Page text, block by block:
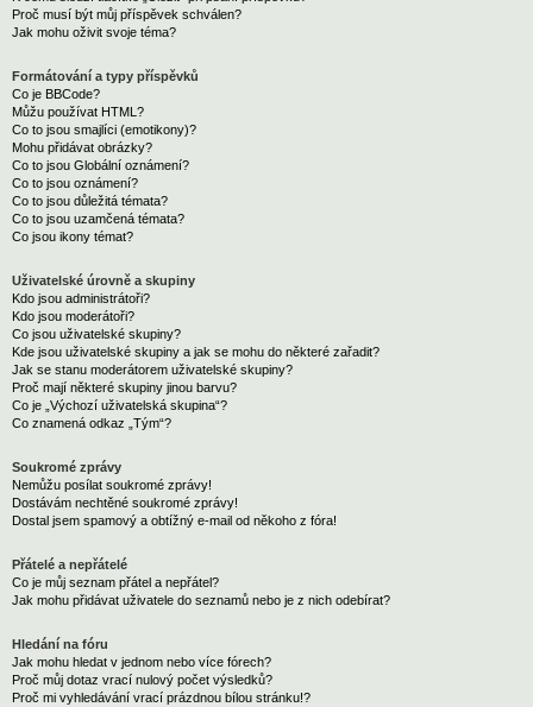
Proč musí být můj příspěvek schválen?
Jak mohu oživit svoje téma?
Formátování a typy příspěvků
Co je BBCode?
Můžu používat HTML?
Co to jsou smajlíci (emotikony)?
Mohu přidávat obrázky?
Co to jsou Globální oznámení?
Co to jsou oznámení?
Co to jsou důležitá témata?
Co to jsou uzamčená témata?
Co jsou ikony témat?
Uživatelské úrovně a skupiny
Kdo jsou administrátoři?
Kdo jsou moderátoři?
Co jsou uživatelské skupiny?
Kde jsou uživatelské skupiny a jak se mohu do některé zařadit?
Jak se stanu moderátorem uživatelské skupiny?
Proč mají některé skupiny jinou barvu?
Co je „Výchozí uživatelská skupina“?
Co znamená odkaz „Tým“?
Soukromé zprávy
Nemůžu posílat soukromé zprávy!
Dostávám nechtěné soukromé zprávy!
Dostal jsem spamový a obtížný e-mail od někoho z fóra!
Přátelé a nepřátelé
Co je můj seznam přátel a nepřátel?
Jak mohu přidávat uživatele do seznamů nebo je z nich odebírat?
Hledání na fóru
Jak mohu hledat v jednom nebo více fórech?
Proč můj dotaz vrací nulový počet výsledků?
Proč mi vyhledávání vrací prázdnou bílou stránku!?